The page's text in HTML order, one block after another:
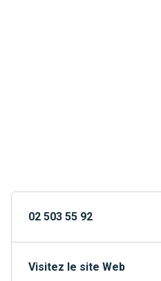
02 503 55 92
Visitez le site Web